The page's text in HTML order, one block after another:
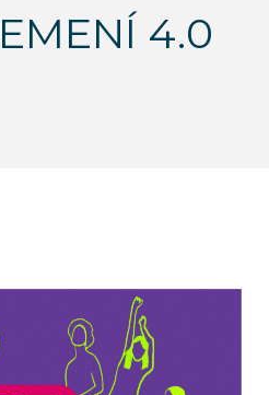
4.0